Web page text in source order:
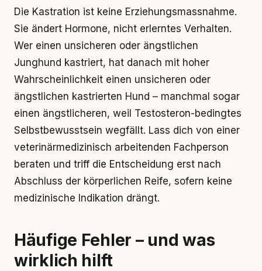
Die Kastration ist keine Erziehungsmassnahme.
Sie ändert Hormone, nicht erlerntes Verhalten.
Wer einen unsicheren oder ängstlichen
Junghund kastriert, hat danach mit hoher
Wahrscheinlichkeit einen unsicheren oder
ängstlichen kastrierten Hund – manchmal sogar
einen ängstlicheren, weil Testosteron-bedingtes
Selbstbewusstsein wegfällt. Lass dich von einer
veterinärmedizinisch arbeitenden Fachperson
beraten und triff die Entscheidung erst nach
Abschluss der körperlichen Reife, sofern keine
medizinische Indikation drängt.
Häufige Fehler – und was
wirklich hilft